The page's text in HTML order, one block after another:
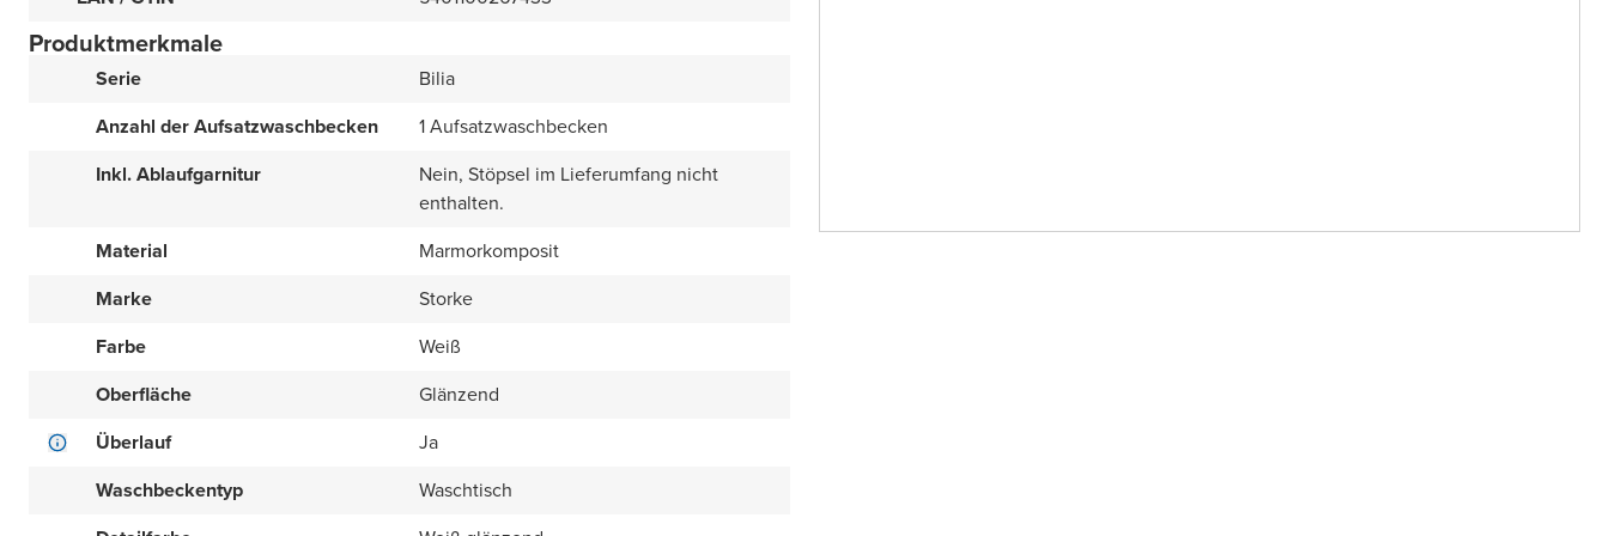
Produktmerkmale
Serie
Bilia
Anzahl der Aufsatzwaschbecken
1 Aufsatzwaschbecken
Inkl. Ablaufgarnitur
Nein, Stöpsel im Lieferumfang nicht
enthalten.
Material
Marmorkomposit
Marke
Storke
Farbe
Weiß
Oberfläche
Glänzend
Überlauf
Ja
Waschbeckentyp
Waschtisch